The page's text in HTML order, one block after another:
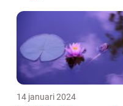
14 januari 2024